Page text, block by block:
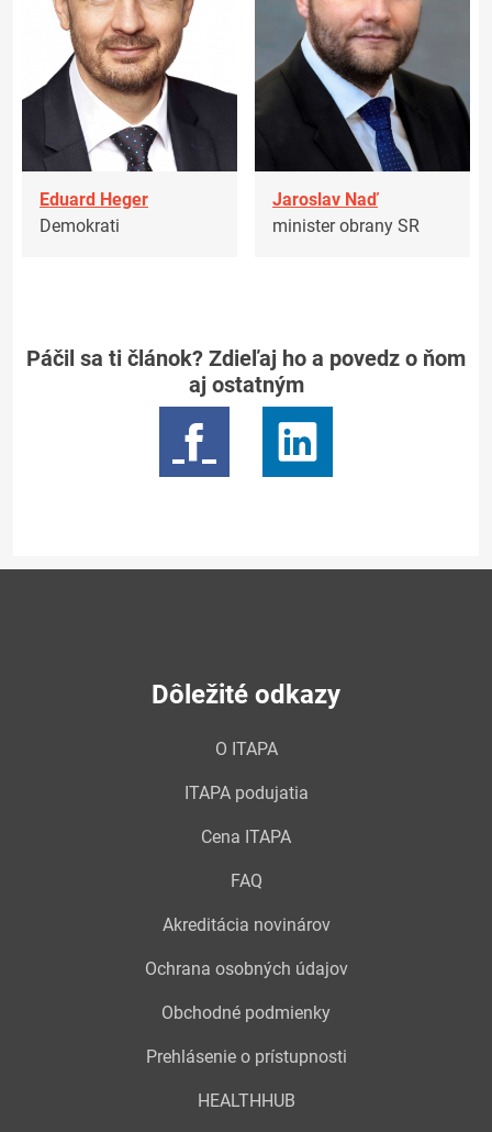
Eduard Heger
Demokrati
Jaroslav Naď
minister obrany SR
Páčil sa ti článok? Zdieľaj ho a povedz o ňom
aj ostatným
Dôležité odkazy
O ITAPA
ITAPA podujatia
Cena ITAPA
FAQ
Akreditácia novinárov
Ochrana osobných údajov
Obchodné podmienky
Prehlásenie o prístupnosti
HEALTHHUB